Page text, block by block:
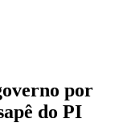
por
do PI